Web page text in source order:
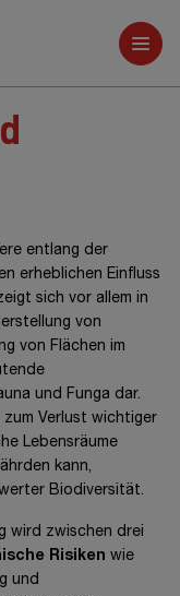
entlang der
erheblichen Einfluss
sich vor allem in
von
von Flächen im
und Funga dar.
Verlust wichtiger
Lebensräume
kann,
Biodiversität.
wird zwischen drei
Risiken wie
und